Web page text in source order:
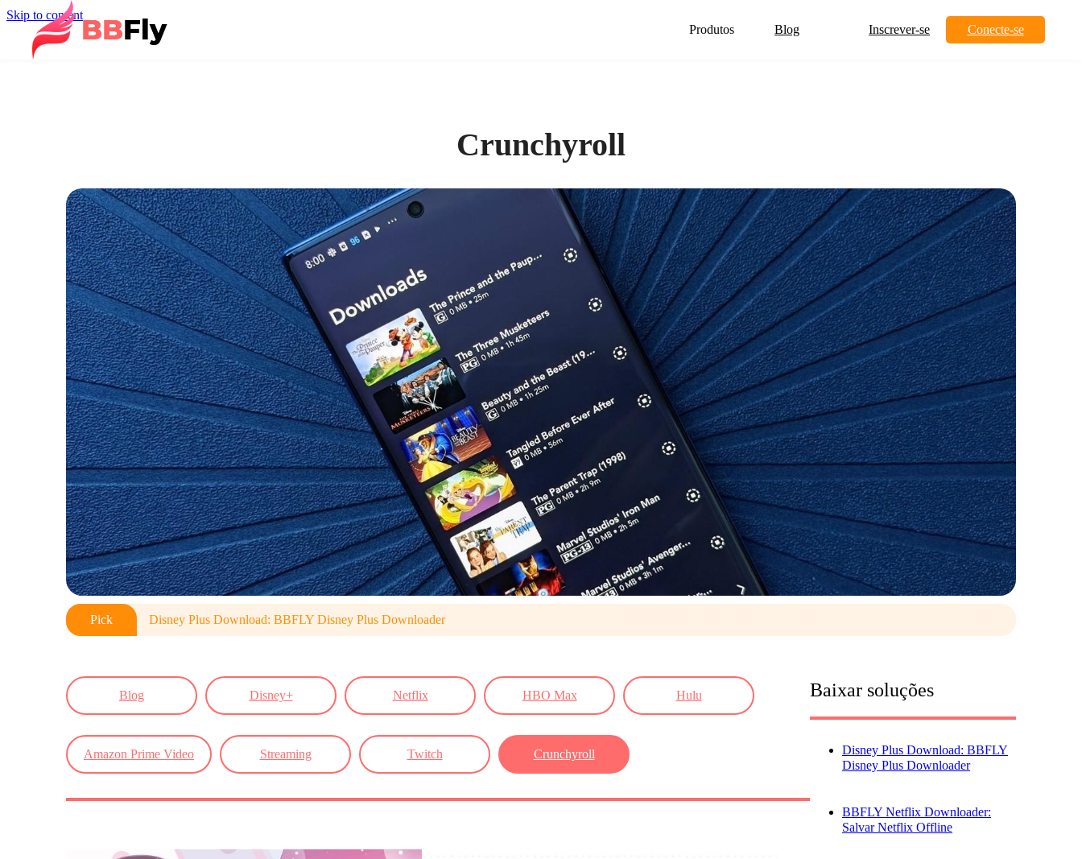
Skip to content
Produtos
Blog Inscrever-se Conecte-se
Crunchyroll
Pick Disney Plus Download: BBFLY Disney Plus Downloader
Blog Disney+ Netflix HBO Max Hulu
Amazon Prime Video Streaming Twitch Crunchyroll
Baixar soluções
Disney Plus Download: BBFLY
Disney Plus Downloader
BBFLY Netflix Downloader:
Salvar Netflix Offline